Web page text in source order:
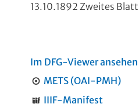
13.10.1892 Zweites Blatt
Im DFG-Viewer ansehen
METS (OAI-PMH)
IIIF-Manifest